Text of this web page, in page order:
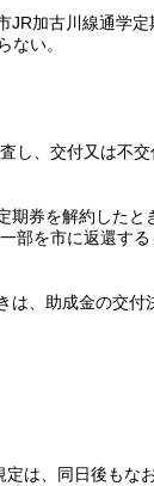
JR加古川線通学
ない。
し、交付又は不
期券を解約したと
部を市に返還する
は、助成金の交
定は、同日後もな